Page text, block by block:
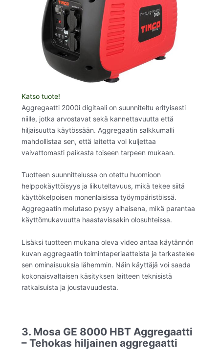
Katso tuote!
Aggregaatti 2000i digitaali on suunniteltu erityisesti
niille, jotka arvostavat sekä kannettavuutta että
hiljaisuutta käytössään. Aggregaatin salkkumalli
mahdollistaa sen, että laitetta voi kuljettaa
vaivattomasti paikasta toiseen tarpeen mukaan.
Tuotteen suunnittelussa on otettu huomioon
helppokäyttöisyys ja liikuteltavuus, mikä tekee siitä
käyttökelpoisen monenlaisissa työympäristöissä.
Aggregaatin melutaso pysyy alhaisena, mikä parantaa
käyttömukavuutta haastavissakin olosuhteissa.
Lisäksi tuotteen mukana oleva video antaa käytännön
kuvan aggregaatin toimintaperiaatteista ja tarkastelee
sen ominaisuuksia lähemmin. Näin käyttäjä voi saada
kokonaisvaltaisen käsityksen laitteen teknisistä
ratkaisuista ja joustavuudesta.
3. Mosa GE 8000 HBT Aggregaatti
– Tehokas hiljainen aggregaatti